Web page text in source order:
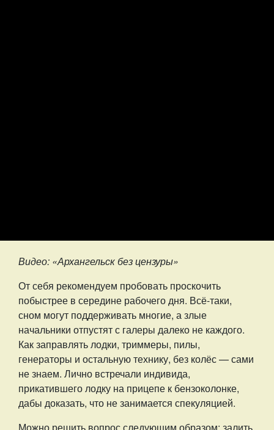
Видео: «Архангельск без цензуры»
От себя рекомендуем пробовать проскочить
побыстрее в середине рабочего дня. Всё-таки,
сном могут поддерживать многие, а злые
начальники отпустят с галеры далеко не каждого.
Как заправлять лодки, триммеры, пилы,
генераторы и остальную технику, без колёс — сами
не знаем. Лично встречали индивида,
прикатившего лодку на прицепе к бензоколонке,
дабы доказать, что не занимается спекуляцией.